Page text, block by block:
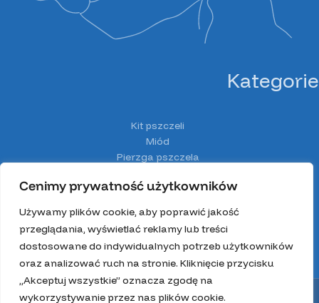
Cenimy prywatność użytkowników
Używamy plików cookie, aby poprawić jakość
przeglądania, wyświetlać reklamy lub treści
dostosowane do indywidualnych potrzeb użytkowników
oraz analizować ruch na stronie. Kliknięcie przycisku
„Akceptuj wszystkie” oznacza zgodę na
wykorzystywanie przez nas plików cookie.
Kategorie
Kit pszczeli
Miód
Pierzga pszczela
Spiżarnia Miodolandia
Z głową w ulu
Zestawy prezentowe
Wszystkie prawa zastrzeżone 2025.